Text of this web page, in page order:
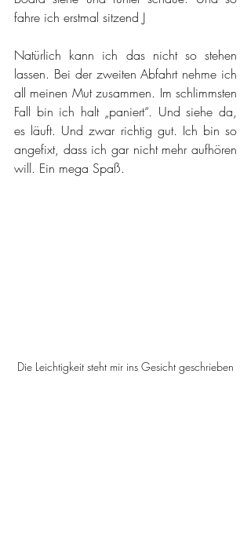
fahre ich erstmal sitzend J
Natürlich kann ich das nicht so stehen
lassen. Bei der zweiten Abfahrt nehme ich
all meinen Mut zusammen. Im schlimmsten
Fall bin ich halt „paniert“. Und siehe da,
es läuft. Und zwar richtig gut. Ich bin so
angefixt, dass ich gar nicht mehr aufhören
will. Ein mega Spaß.
Die Leichtigkeit steht mir ins Gesicht geschrieben